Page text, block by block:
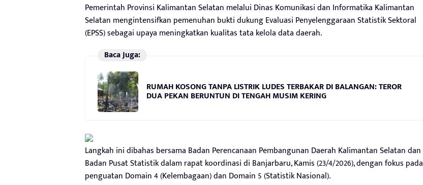
Pemerintah Provinsi Kalimantan Selatan melalui Dinas Komunikasi dan Informatika Kalimantan
Selatan mengintensifkan pemenuhan bukti dukung Evaluasi Penyelenggaraan Statistik Sektoral
(EPSS) sebagai upaya meningkatkan kualitas tata kelola data daerah.
Baca Juga:
RUMAH KOSONG TANPA LISTRIK LUDES TERBAKAR DI BALANGAN: TEROR
DUA PEKAN BERUNTUN DI TENGAH MUSIM KERING
Langkah ini dibahas bersama Badan Perencanaan Pembangunan Daerah Kalimantan Selatan dan
Badan Pusat Statistik dalam rapat koordinasi di Banjarbaru, Kamis (23/4/2026), dengan fokus pada
penguatan Domain 4 (Kelembagaan) dan Domain 5 (Statistik Nasional).